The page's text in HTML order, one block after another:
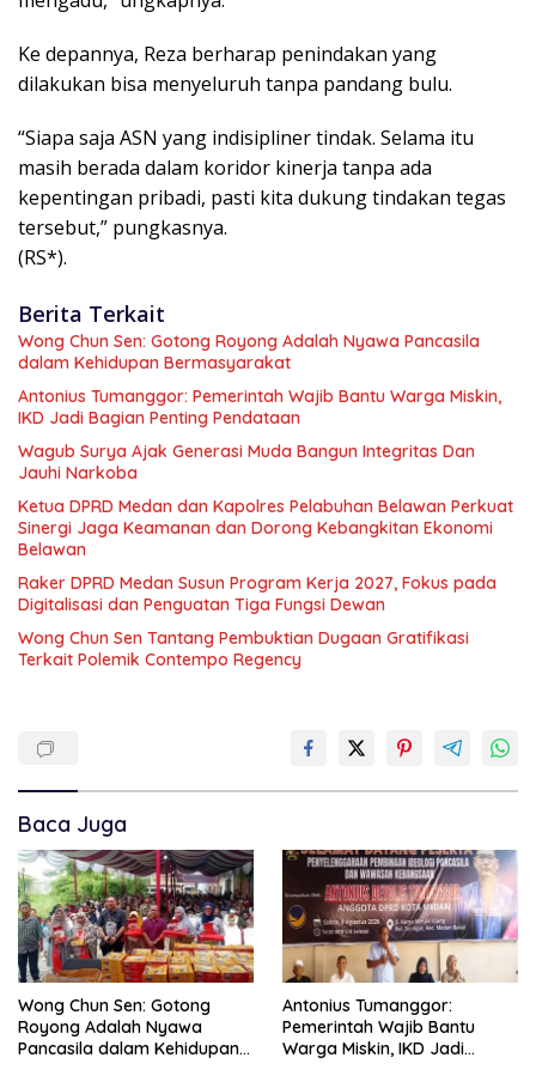
Ke depannya, Reza berharap penindakan yang
dilakukan bisa menyeluruh tanpa pandang bulu.
“Siapa saja ASN yang indisipliner tindak. Selama itu
masih berada dalam koridor kinerja tanpa ada
kepentingan pribadi, pasti kita dukung tindakan tegas
tersebut,” pungkasnya.
(RS*).
Berita Terkait
Wong Chun Sen: Gotong Royong Adalah Nyawa Pancasila
dalam Kehidupan Bermasyarakat
Antonius Tumanggor: Pemerintah Wajib Bantu Warga Miskin,
IKD Jadi Bagian Penting Pendataan
Wagub Surya Ajak Generasi Muda Bangun Integritas Dan
Jauhi Narkoba
Ketua DPRD Medan dan Kapolres Pelabuhan Belawan Perkuat
Sinergi Jaga Keamanan dan Dorong Kebangkitan Ekonomi
Belawan
Raker DPRD Medan Susun Program Kerja 2027, Fokus pada
Digitalisasi dan Penguatan Tiga Fungsi Dewan
Wong Chun Sen Tantang Pembuktian Dugaan Gratifikasi
Terkait Polemik Contempo Regency
Baca Juga
Wong Chun Sen: Gotong
Royong Adalah Nyawa
Pancasila dalam Kehidupan
Antonius Tumanggor:
Pemerintah Wajib Bantu
Warga Miskin, IKD Jadi